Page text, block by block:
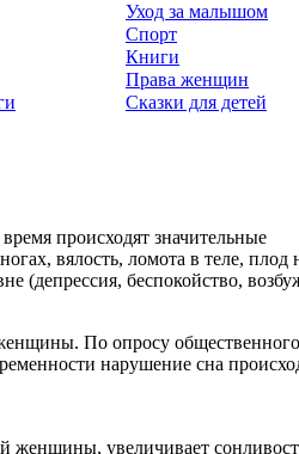
Уход за малышом
Спорт
Книги
Права женщин
Сказки для детей
происходят значительные
вялость, ломота в теле, плод
(депрессия, беспокойство,
По опросу
нарушение сна
женщины, увеличивает